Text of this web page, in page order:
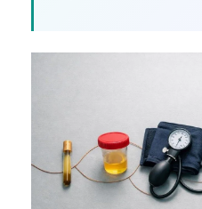
فارسی
Български